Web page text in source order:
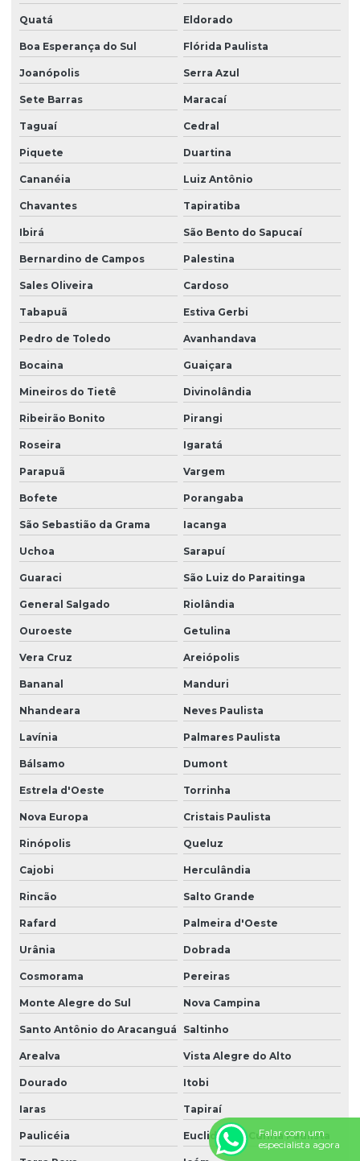
Quatá Eldorado
Boa Esperança do Sul Flórida Paulista
Joanópolis Serra Azul
Sete Barras Maracaí
Taguaí Cedral
Piquete Duartina
Cananéia Luiz Antônio
Chavantes Tapiratiba
Ibirá São Bento do Sapucaí
Bernardino de Campos Palestina
Sales Oliveira Cardoso
Tabapuã Estiva Gerbi
Pedro de Toledo Avanhandava
Bocaina Guaiçara
Mineiros do Tietê Divinolândia
Ribeirão Bonito Pirangi
Roseira Igaratá
Parapuã Vargem
Bofete Porangaba
São Sebastião da Grama Iacanga
Uchoa Sarapuí
Guaraci São Luiz do Paraitinga
General Salgado Riolândia
Ouroeste Getulina
Vera Cruz Areiópolis
Bananal Manduri
Nhandeara Neves Paulista
Lavínia Palmares Paulista
Bálsamo Dumont
Estrela d'Oeste Torrinha
Nova Europa Cristais Paulista
Rinópolis Queluz
Cajobi Herculândia
Rincão Salto Grande
Rafard Palmeira d'Oeste
Urânia Dobrada
Cosmorama Pereiras
Monte Alegre do Sul Nova Campina
Santo Antônio do Aracanguá Saltinho
Arealva Vista Alegre do Alto
Dourado Itobi
Iaras Tapiraí
Paulicéia Euclides da Cunha Paulista
Falar com um
especialista agora